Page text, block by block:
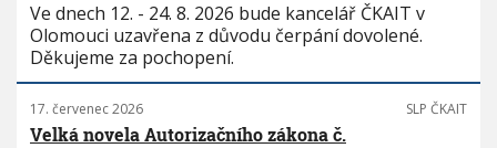
Ve dnech 12. - 24. 8. 2026 bude kancelář ČKAIT v
Olomouci uzavřena z důvodu čerpání dovolené.
Děkujeme za pochopení.
17. červenec 2026 SLP ČKAIT
Velká novela Autorizačního zákona č.